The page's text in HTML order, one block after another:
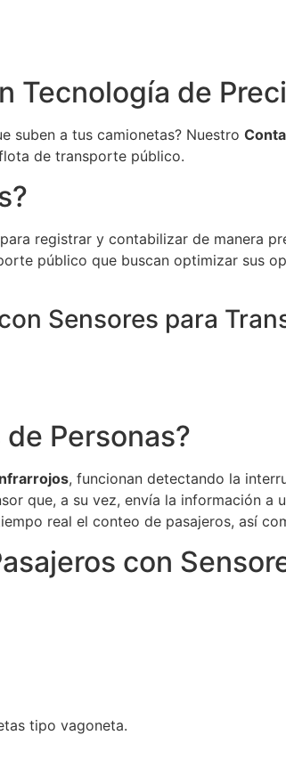
Tecnología de
suben a tus camionetas? Nuestro
de transporte público.
registrar y contabilizar de manera
público que buscan optimizar sus
Sensores para
Personas?
, funcionan detectando la
que, a su vez, envía la información
real el conteo de pasajeros, así
con
tipo vagoneta.